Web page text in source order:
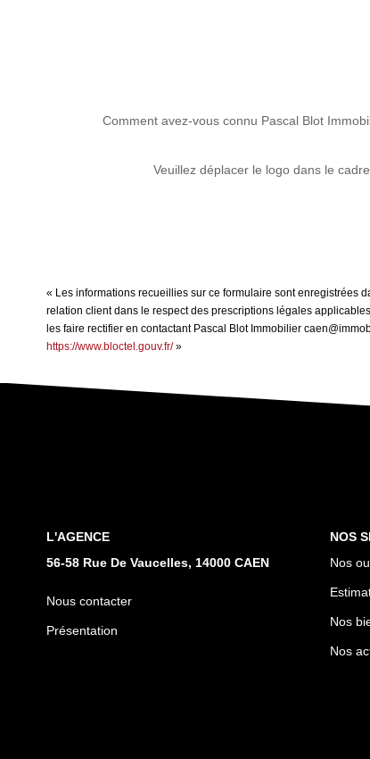
Comment avez-vous connu Pascal Blot
Veuillez déplacer le logo dans le
« Les informations recueillies sur ce formulaire sont enregistrées
relation client dans le respect des prescriptions légales
les faire rectifier en contactant Pascal Blot Immobilier
https://www.bloctel.gouv.fr/»
L'AGENCE
56-58 Rue De Vaucelles, 14000 CAEN
Nous contacter
Présentation
NOS
Nos
Nos
Nos